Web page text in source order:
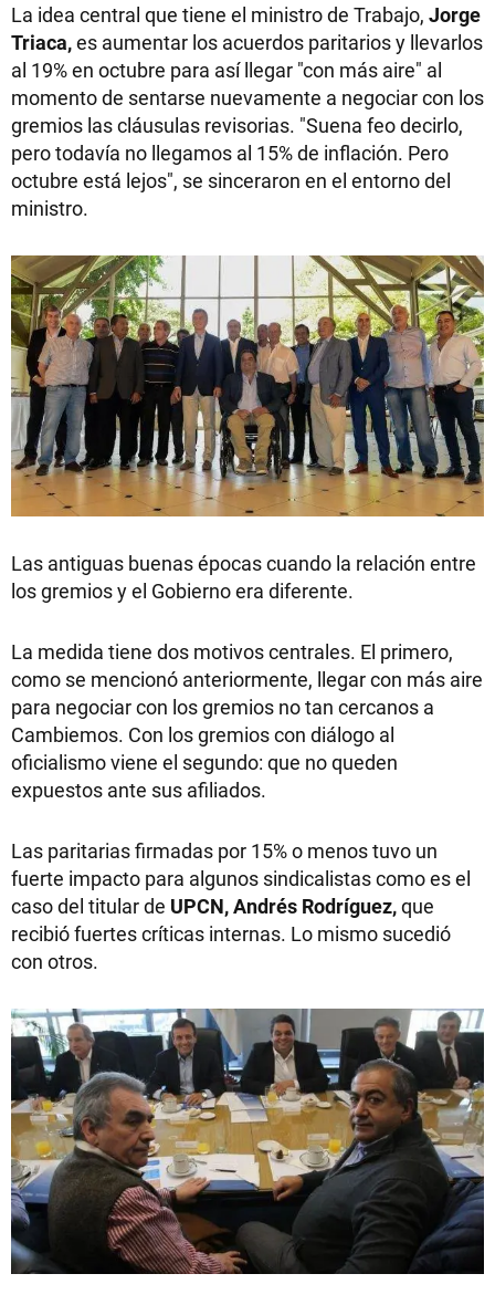
La idea central que tiene el ministro de Trabajo, Jorge
Triaca,es aumentar los acuerdos paritarios y llevarlos
al 19% en octubre para así llegar "con más aire" al
momento de sentarse nuevamente a negociar con los
gremios las cláusulas revisorias. "Suena feo decirlo,
pero todavía no llegamos al 15% de inflación. Pero
octubre está lejos", se sinceraron en el entorno del
ministro.
Las antiguas buenas épocas cuando la relación entre
los gremios y el Gobierno era diferente.
La medida tiene dos motivos centrales. El primero,
como se mencionó anteriormente, llegar con más aire
para negociar con los gremios no tan cercanos a
Cambiemos. Con los gremios con diálogo al
oficialismo viene el segundo: que no queden
expuestos ante sus afiliados.
Las paritarias firmadas por 15% o menos tuvo un
fuerte impacto para algunos sindicalistas como es el
caso del titular de UPCN, Andrés Rodríguez,que
recibió fuertes críticas internas. Lo mismo sucedió
con otros.